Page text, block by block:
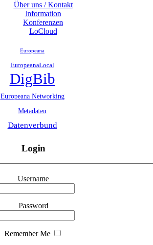
Über uns / Kontakt
Information
Konferenzen
LoCloud
Europeana
EuropeanaLocal
DigBib
Europeana Networking
Metadaten
Datenverbund
Login
Username
Password
Remember Me